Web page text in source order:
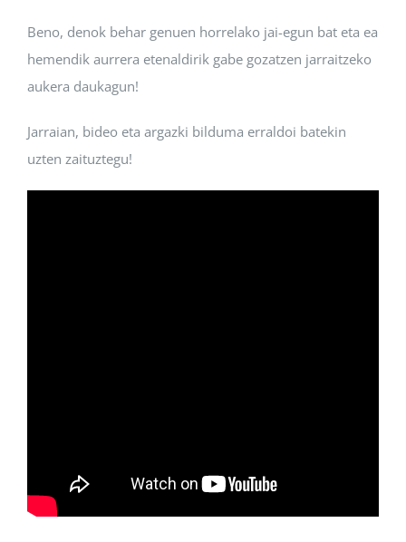
Beno, denok behar genuen horrelako jai-egun bat eta ea
hemendik aurrera etenaldirik gabe gozatzen jarraitzeko
aukera daukagun!
Jarraian, bideo eta argazki bilduma erraldoi batekin
uzten zaituztegu!